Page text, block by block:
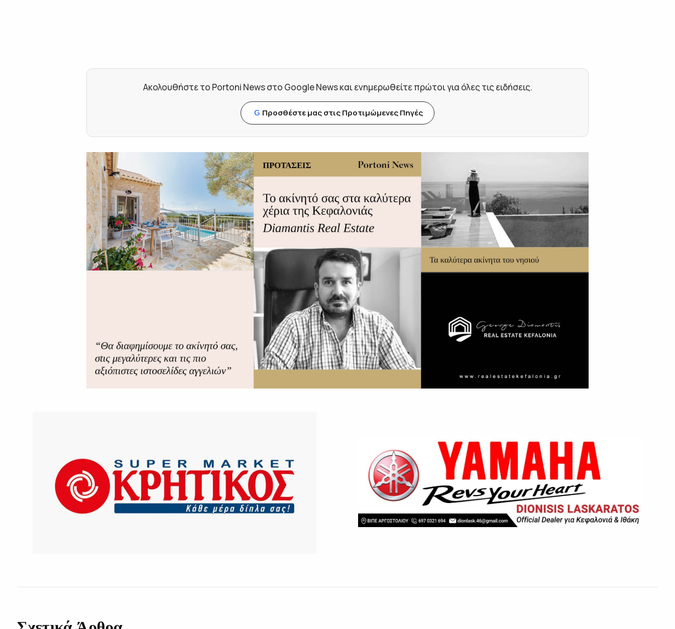
Ακολουθήστε το Portoni News στο Google News και ενημερωθείτε πρώτοι για όλες τις ειδήσεις.
G Προσθέστε μας στις Προτιμώμενες Πηγές